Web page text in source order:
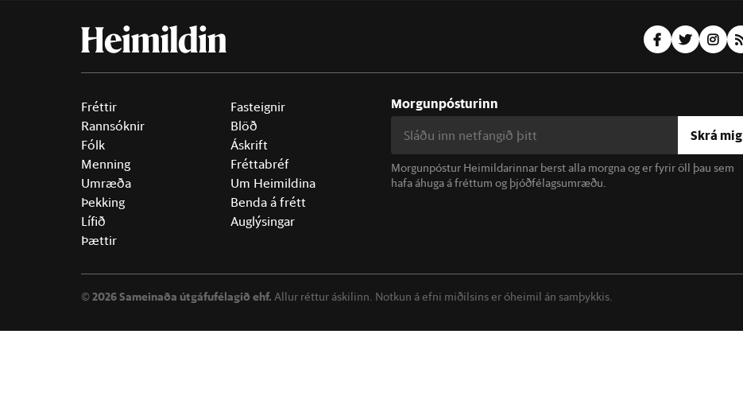
Fréttir
Rannsóknir
Fólk
Menning
Umræða
Þekking
Lífið
Þættir
Fasteignir
Blöð
Áskrift
Fréttabréf
Um Heimildina
Benda á frétt
Auglýsingar
Morgunpósturinn
Skrá mig
Morgunpóstur Heimildarinnar berst alla morgna og er fyrir öll þau sem
hafa áhuga á fréttum og þjóðfélagsumræðu.
©2026 Sameinaða útgáfufélagið ehf. Allur réttur áskilinn. Notkun á efni miðilsins er óheimil án samþykkis.